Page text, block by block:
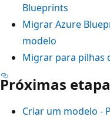
Blueprints
Migrar Azure
modelo
Migrar para pilhas
Próximas
Criar um modelo -